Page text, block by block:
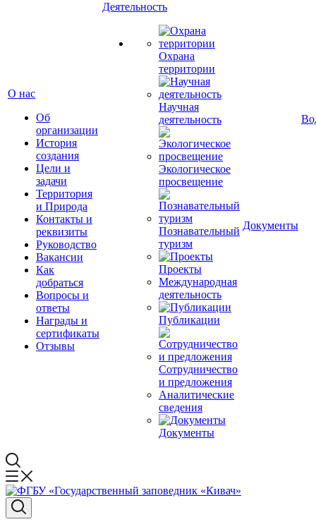
О нас
Об
организации
История
создания
Цели и
задачи
Территория
и Природа
Контакты и
реквизиты
Руководство
Вакансии
Как
добраться
Вопросы и
ответы
Награды и
сертификаты
Отзывы
Деятельность
Охрана
территории
Научная
деятельность
Экологическое
просвещение
Познавательный
туризм
Проекты
Международная
деятельность
Публикации
Сотрудничество
и предложения
Аналитические
сведения
Документы
Документы